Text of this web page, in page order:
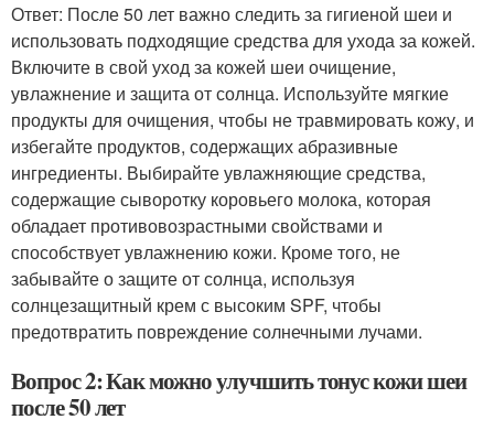
Ответ: После 50 лет важно следить за гигиеной шеи и
использовать подходящие средства для ухода за кожей.
Включите в свой уход за кожей шеи очищение,
увлажнение и защита от солнца. Используйте мягкие
продукты для очищения, чтобы не травмировать кожу, и
избегайте продуктов, содержащих абразивные
ингредиенты. Выбирайте увлажняющие средства,
содержащие сыворотку коровьего молока, которая
обладает противовозрастными свойствами и
способствует увлажнению кожи. Кроме того, не
забывайте о защите от солнца, используя
солнцезащитный крем с высоким SPF, чтобы
предотвратить повреждение солнечными лучами.
Вопрос 2: Как можно улучшить тонус кожи шеи
после 50 лет